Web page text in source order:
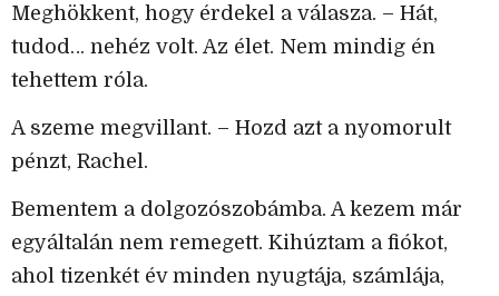
Meghökkent, hogy érdekel a válasza. – Hát,
tudod… nehéz volt. Az élet. Nem mindig én
tehettem róla.
A szeme megvillant. – Hozd azt a nyomorult
pénzt, Rachel.
Bementem a dolgozószobámba. A kezem már
egyáltalán nem remegett. Kihúztam a fiókot,
ahol tizenkét év minden nyugtája, számlája,